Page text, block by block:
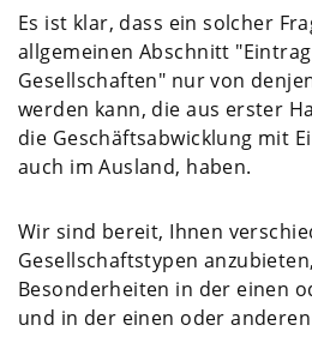
Es ist klar, dass ein solcher
allgemeinen Abschnitt
Gesellschaften" nur von
werden kann, die aus erster
die Geschäftsabwicklung mit
auch im Ausland, haben.
Wir sind bereit, Ihnen
Gesellschaftstypen
Besonderheiten in der einen
und in der einen oder